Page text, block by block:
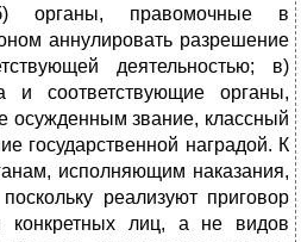
б) органы, правомочные в
аннулировать разрешение
деятельностью; в)
и соответствующие органы,
осужденным звание, классный
государственной наградой. К
исполняющим наказания,
реализуют приговор
конкретных лиц, а не видов